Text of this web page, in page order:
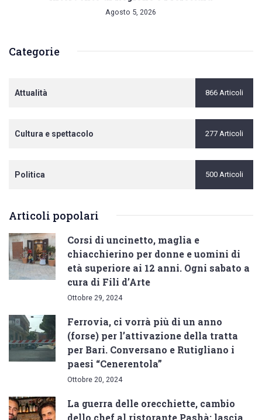
Agosto 5, 2026
Categorie
Attualità 866 Articoli
Cultura e spettacolo 277 Articoli
Politica 500 Articoli
Articoli popolari
Corsi di uncinetto, maglia e
chiacchierino per donne e uomini di
età superiore ai 12 anni. Ogni sabato a
cura di Fili d’Arte
Ottobre 29, 2024
Ferrovia, ci vorrà più di un anno
(forse) per l’attivazione della tratta
per Bari. Conversano e Rutigliano i
paesi “Cenerentola”
Ottobre 20, 2024
La guerra delle orecchiette, cambio
dello chef al ristorante Pashà: lascia